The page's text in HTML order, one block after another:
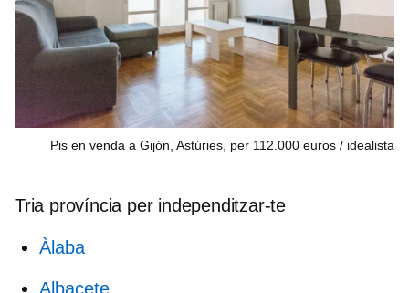
Pis en venda a Gijón, Astúries, per 112.000 euros / idealista
Tria província per independitzar-te
Àlaba
Albacete